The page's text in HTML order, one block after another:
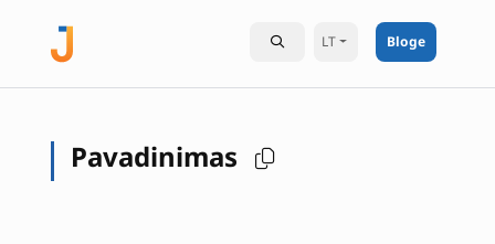
LT Bloge
Pavadinimas